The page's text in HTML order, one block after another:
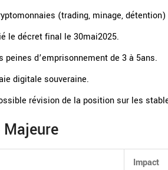
(trading, minage,
le décret final le 30mai2025.
d’emprisonnement de 3 à 5ans.
digitale souveraine.
révision de la position sur les
Impact